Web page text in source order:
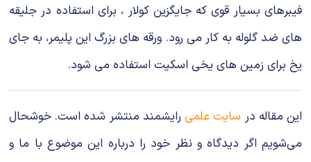
فیبرهای بسیار قوی كه جایگزین كولار ، برای استفاده در جلیقه
های ضد گلوله به كار می رود. ورقه های بزرگ این پلیمر، به جای
یخ برای زمین های یخی اسكیت استفاده می شود.
این مقاله در سایت علمیرایشمند منتشر شده است. خوشحال
می‌شویم اگر دیدگاه و نظر خود را درباره این موضوع با ما و